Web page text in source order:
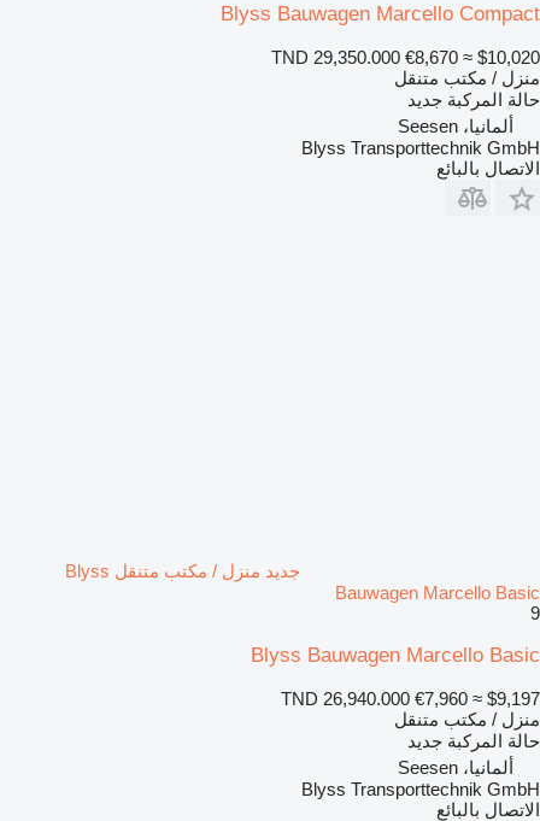
Blyss Bauwagen Marcello Compact
TND 29,350.000 €8,670 ≈ $10,020
منزل / مكتب متنقل
حالة المركبة جديد
ألمانيا، Seesen
Blyss Transporttechnik GmbH
الاتصال بالبائع
جديد منزل / مكتب متنقل Blyss
Bauwagen Marcello Basic
9
Blyss Bauwagen Marcello Basic
TND 26,940.000 €7,960 ≈ $9,197
منزل / مكتب متنقل
حالة المركبة جديد
ألمانيا، Seesen
Blyss Transporttechnik GmbH
الاتصال بالبائع